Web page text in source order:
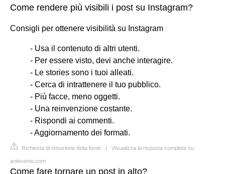
Come rendere più visibili i post su Instagram?
Consigli per ottenere visibilità su Instagram
- Usa il contenuto di altri utenti.
- Per essere visto, devi anche interagire.
- Le stories sono i tuoi alleati.
- Cerca di intrattenere il tuo pubblico.
- Più facce, meno oggetti.
- Una reinvenzione costante.
- Rispondi ai commenti.
- Aggiornamento dei formati.
Richiesta di rimozione della fonte | Visualizza la risposta completa su
antevenio.com
Come fare tornare un post in alto?